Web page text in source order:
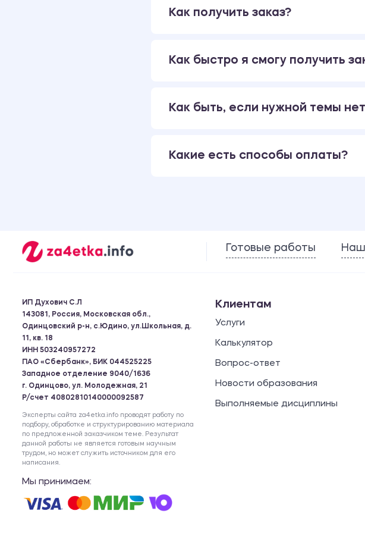
Как получить заказ?
Как быстро я смогу получить
Как быть, если нужной темы
Какие есть способы оплаты?
Готовые работы
ИП Духович С.Л
143081, Россия, Московская обл.,
Одинцовский р-н, с.Юдино, ул.Школьная, д.
11, кв. 18
ИНН 503240957272
ПАО «Сбербанк», БИК 044525225
Западное отделение 9040/1636
г. Одинцово, ул. Молодежная, 21
Р/счет 40802810140000092587
Эксперты сайта za4etka.info проводят работу по
подбору, обработке и структурированию материала
по предложенной заказчиком теме. Результат
данной работы не является готовым научным
трудом, но может служить источником для его
написания.
Мы принимаем:
Клиентам
Услуги
Калькулятор
Вопрос-ответ
Новости образования
Выполняемые дисциплины